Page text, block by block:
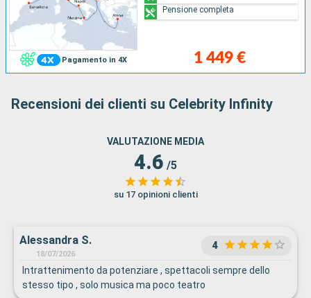
Pagamento in 4X 1 449 €
Pensione completa
Recensioni dei clienti su Celebrity Infinity
VALUTAZIONE MEDIA
4.6 /5
su 17 opinioni clienti
Alessandra S.
18/07/2026
4
Intrattenimento da potenziare , spettacoli sempre dello
stesso tipo , solo musica ma poco teatro